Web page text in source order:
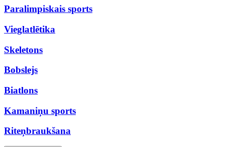
Paralimpiskais sports
Vieglatlētika
Skeletons
Bobslejs
Biatlons
Kamaniņu sports
Riteņbraukšana